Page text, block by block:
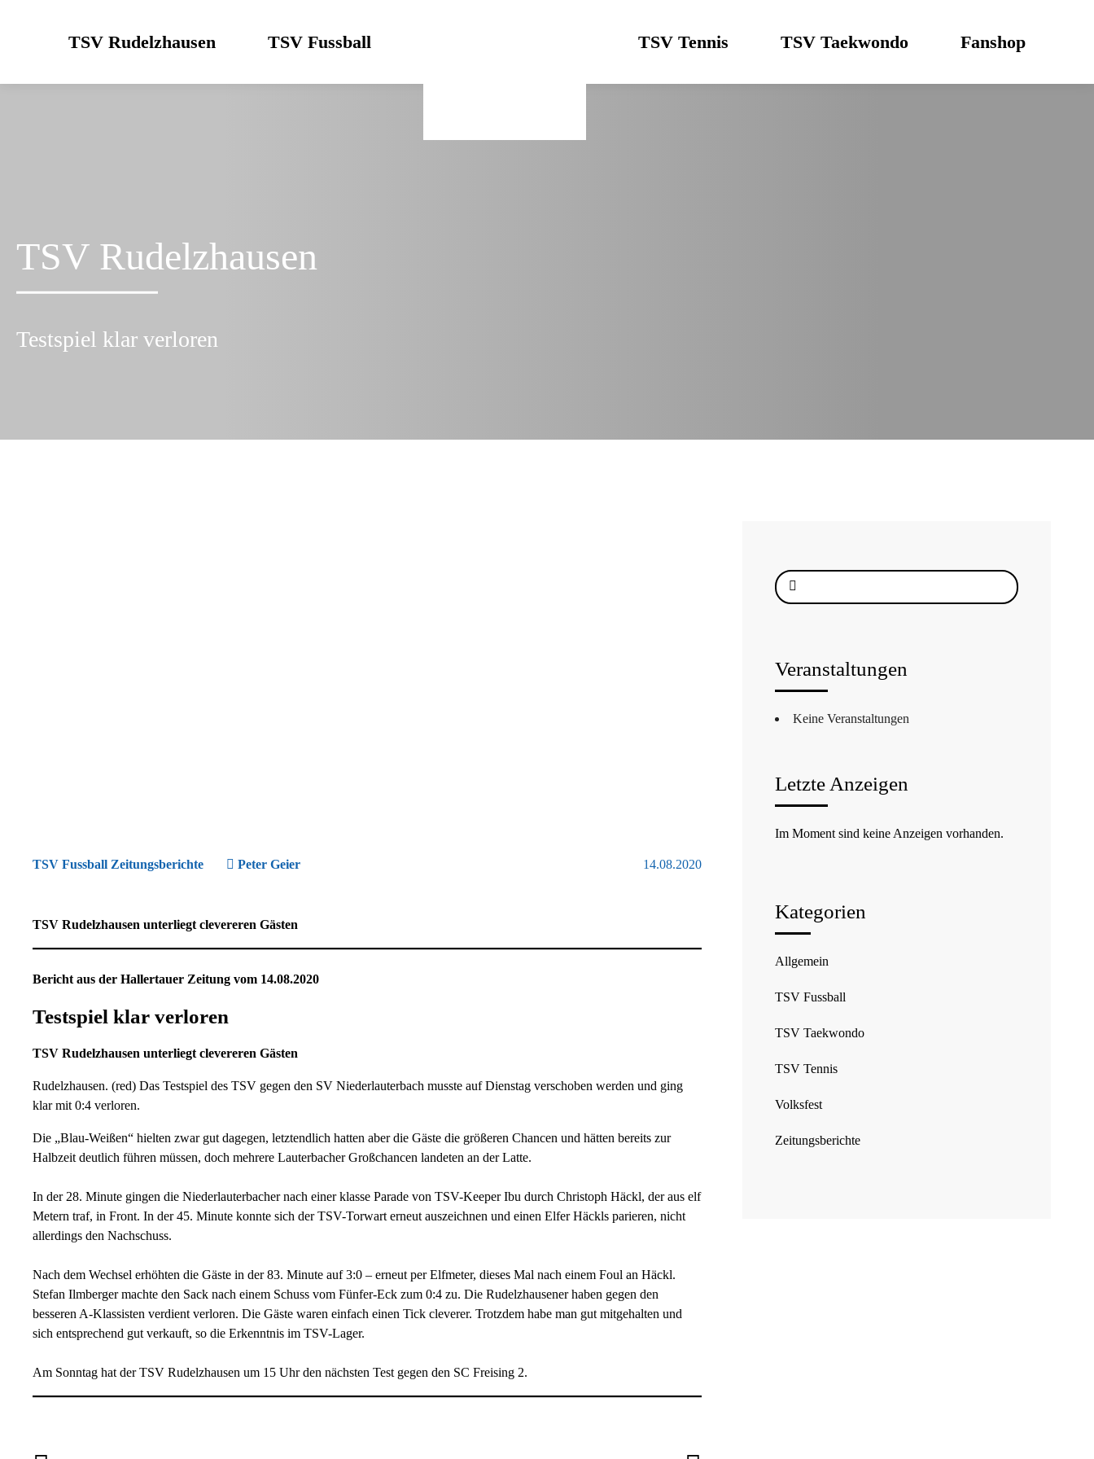
TSV Rudelzhausen TSV Fussball TSV Tennis TSV Taekwondo Fanshop
TSV Rudelzhausen
Testspiel klar verloren
TSV Fussball Zeitungsberichte Peter Geier 14.08.2020
TSV Rudelzhausen unterliegt clevereren Gästen
Bericht aus der Hallertauer Zeitung vom 14.08.2020
Testspiel klar verloren
TSV Rudelzhausen unterliegt clevereren Gästen
Rudelzhausen. (red) Das Testspiel des TSV gegen den SV Niederlauterbach musste auf Dienstag verschoben werden und ging
klar mit 0:4 verloren.
Die „Blau-Weißen“ hielten zwar gut dagegen, letztendlich hatten aber die Gäste die größeren Chancen und hätten bereits zur
Halbzeit deutlich führen müssen, doch mehrere Lauterbacher Großchancen landeten an der Latte.
In der 28. Minute gingen die Niederlauterbacher nach einer klasse Parade von TSV-Keeper Ibu durch Christoph Häckl, der aus elf
Metern traf, in Front. In der 45. Minute konnte sich der TSV-Torwart erneut auszeichnen und einen Elfer Häckls parieren, nicht
allerdings den Nachschuss.
Nach dem Wechsel erhöhten die Gäste in der 83. Minute auf 3:0 – erneut per Elfmeter, dieses Mal nach einem Foul an Häckl.
Stefan Ilmberger machte den Sack nach einem Schuss vom Fünfer-Eck zum 0:4 zu. Die Rudelzhausener haben gegen den
besseren A-Klassisten verdient verloren. Die Gäste waren einfach einen Tick cleverer. Trotzdem habe man gut mitgehalten und
sich entsprechend gut verkauft, so die Erkenntnis im TSV-Lager.
Am Sonntag hat der TSV Rudelzhausen um 15 Uhr den nächsten Test gegen den SC Freising 2.
Suche
nach:
Veranstaltungen
Keine Veranstaltungen
Letzte Anzeigen
Im Moment sind keine Anzeigen vorhanden.
Kategorien
Allgemein
TSV Fussball
TSV Taekwondo
TSV Tennis
Volksfest
Zeitungsberichte